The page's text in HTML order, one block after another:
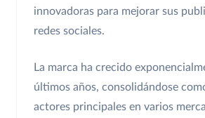
innovadoras para mejorar sus
redes sociales.
La marca ha crecido
últimos años, consolidándose
actores principales en varios